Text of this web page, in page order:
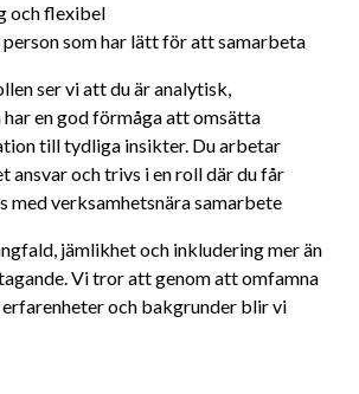
och flexibel
som har lätt för att samarbeta
ser vi att du är analytisk,
en god förmåga att omsätta
till tydliga insikter. Du arbetar
ansvar och trivs i en roll där du får
med verksamhetsnära samarbete
jämlikhet och inkludering mer än
Vi tror att genom att omfamna
och bakgrunder blir vi